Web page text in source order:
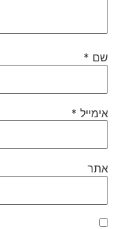
שם *
אימייל *
אתר